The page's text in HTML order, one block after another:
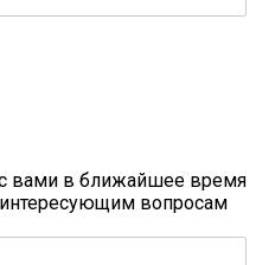
вами в ближайшее время
вопросам